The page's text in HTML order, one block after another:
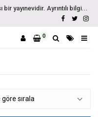
yayınevidir. Ayrıntılı bilgi...
0